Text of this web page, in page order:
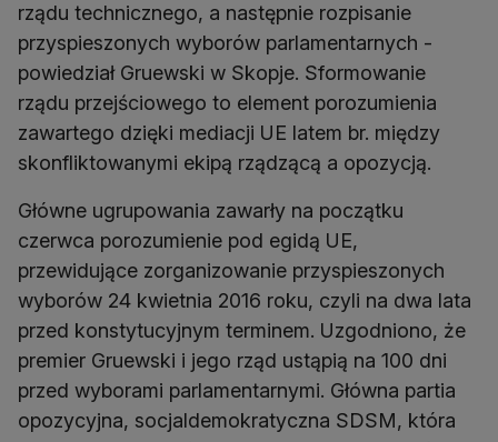
rządu technicznego, a następnie rozpisanie
przyspieszonych wyborów parlamentarnych -
powiedział Gruewski w Skopje. Sformowanie
rządu przejściowego to element porozumienia
zawartego dzięki mediacji UE latem br. między
skonfliktowanymi ekipą rządzącą a opozycją.
Główne ugrupowania zawarły na początku
czerwca porozumienie pod egidą UE,
przewidujące zorganizowanie przyspieszonych
wyborów 24 kwietnia 2016 roku, czyli na dwa lata
przed konstytucyjnym terminem. Uzgodniono, że
premier Gruewski i jego rząd ustąpią na 100 dni
przed wyborami parlamentarnymi. Główna partia
opozycyjna, socjaldemokratyczna SDSM, która